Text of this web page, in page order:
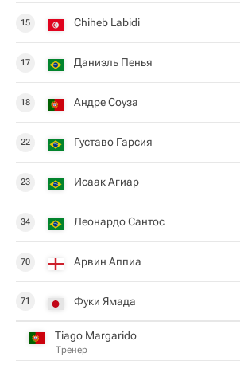
15 Chiheb Labidi
17 Даниэль Пенья
18 Андре Соуза
22 Густаво Гарсия
23 Исаак Агиар
34 Леонардо Сантос
70 Арвин Аппиа
71 Фуки Ямада
Tiago Margarido
Тренер